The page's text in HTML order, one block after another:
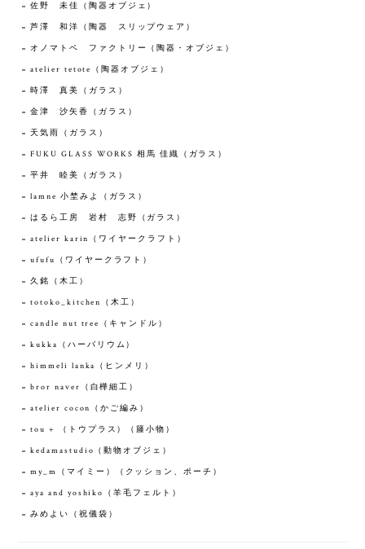
佐野 未佳（陶器オブジェ）
芦澤 和洋（陶器 スリップウェア）
オノマトペ ファクトリー（陶器・オブジェ）
atelier tetote（陶器オブジェ）
時澤 真美（ガラス）
金津 沙矢香（ガラス）
天気雨（ガラス）
FUKU GLASS WORKS 相馬 佳織（ガラス）
平井 睦美（ガラス）
lamne 小埜みよ（ガラス）
はるら工房 岩村 志野（ガラス）
atelier karin（ワイヤークラフト）
ufufu（ワイヤークラフト）
久銘（木工）
totoko_kitchen（木工）
candle nut tree（キャンドル）
kukka（ハーバリウム）
himmeli lanka（ヒンメリ）
bror naver（白樺細工）
atelier cocon（かご編み）
tou + （トウプラス）（籐小物）
kedamastudio（動物オブジェ）
my_m（マイミー）（クッション、ポーチ）
aya and yoshiko（羊毛フェルト）
みめよい（祝儀袋）